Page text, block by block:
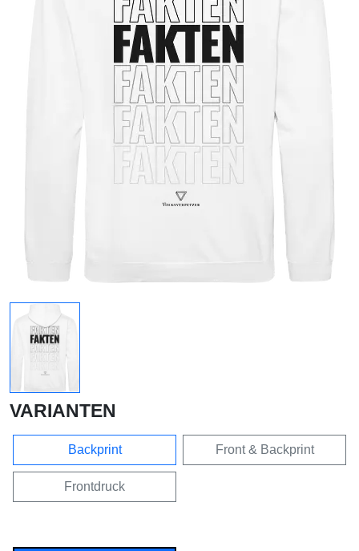
VARIANTEN
Backprint Front & Backprint
Frontdruck